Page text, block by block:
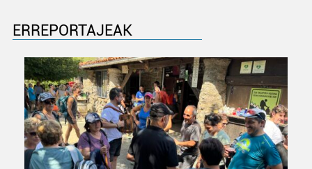
ERREPORTAJEAK